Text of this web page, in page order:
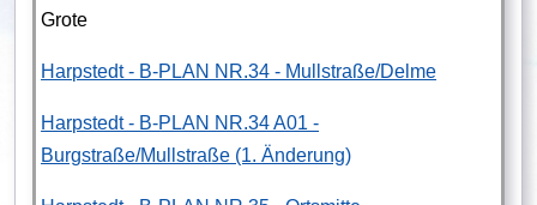
Grote
Harpstedt - B-PLAN NR.34 - Mullstraße/Delme
Harpstedt - B-PLAN NR.34 A01 -
Burgstraße/Mullstraße (1. Änderung)